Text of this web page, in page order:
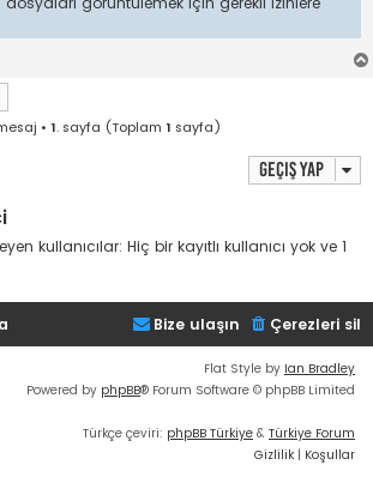
• 1. sayfa (Toplam 1 sayfa)
Geçiş yap
kullanıcılar: Hiç bir kayıtlı kullanıcı yok ve 1
Çerezleri sil
Bize ulaşın
Flat Style by Ian Bradley
Powered by phpBB® Forum Software © phpBB Limited
Türkçe çeviri: phpBB Türkiye & Türkiye Forum
Gizlilik | Koşullar